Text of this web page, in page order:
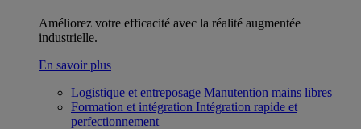
Améliorez votre efficacité avec la réalité augmentée
industrielle.
En savoir plus
Logistique et entreposage Manutention mains libres
Formation et intégration Intégration rapide et
perfectionnement